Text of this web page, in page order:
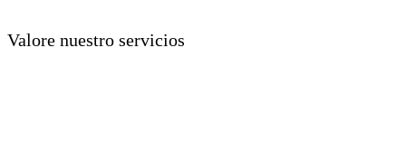
Valore nuestro servicios